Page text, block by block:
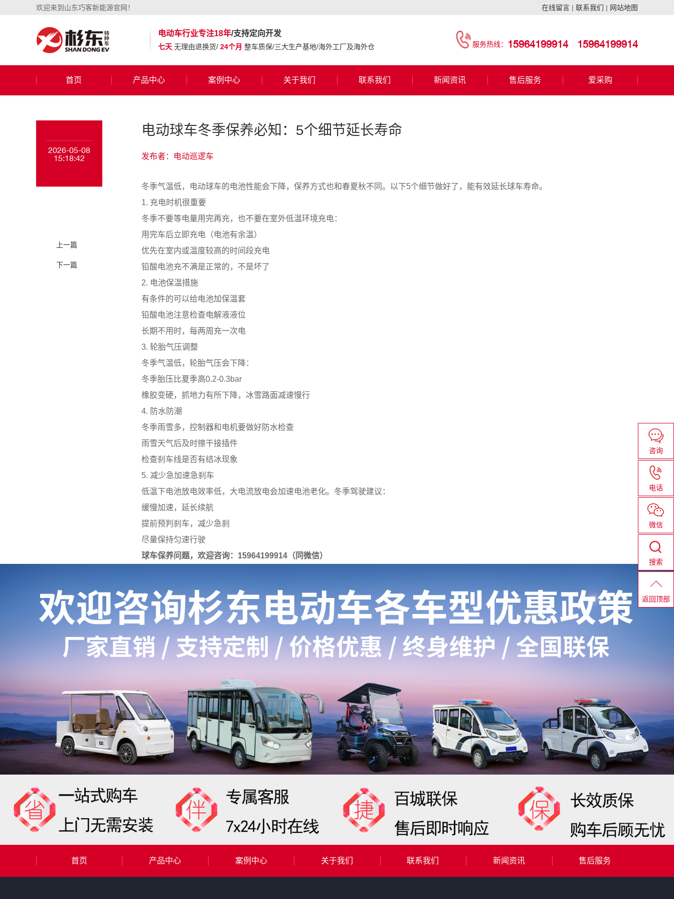
欢迎来到山东巧客新能源官网！ 在线留言 | 联系我们 | 网站地图
电动车行业专注18年/支持定向开发
七天 无理由退换货/ 24个月 整车质保/三大生产基地/海外工厂及海外仓 服务热线： 15964199914 15964199914
首页 产品中心 案例中心 关于我们 联系我们 新闻资讯 售后服务 爱采购
2026-05-08
15:18:42
上一篇
下一篇
电动球车冬季保养必知：5个细节延长寿命
发布者：电动巡逻车
冬季气温低，电动球车的电池性能会下降，保养方式也和春夏秋不同。以下5个细节做好了，能有效延长球车寿命。
1. 充电时机很重要
冬季不要等电量用完再充，也不要在室外低温环境充电：
用完车后立即充电（电池有余温）
优先在室内或温度较高的时间段充电
铅酸电池充不满是正常的，不是坏了
2. 电池保温措施
有条件的可以给电池加保温套
铅酸电池注意检查电解液液位
长期不用时，每两周充一次电
3. 轮胎气压调整
冬季气温低，轮胎气压会下降：
冬季胎压比夏季高0.2-0.3bar
橡胶变硬，抓地力有所下降，冰雪路面减速慢行
4. 防水防潮
冬季雨雪多，控制器和电机要做好防水检查
雨雪天气后及时擦干接插件
检查刹车线是否有结冰现象
5. 减少急加速急刹车
低温下电池放电效率低，大电流放电会加速电池老化。冬季驾驶建议：
缓慢加速，延长续航
提前预判刹车，减少急刹
尽量保持匀速行驶
球车保养问题，欢迎咨询：15964199914（同微信）
咨询
电话
微信
搜索
返回顶部
首页 产品中心 案例中心 关于我们 联系我们 新闻资讯 售后服务